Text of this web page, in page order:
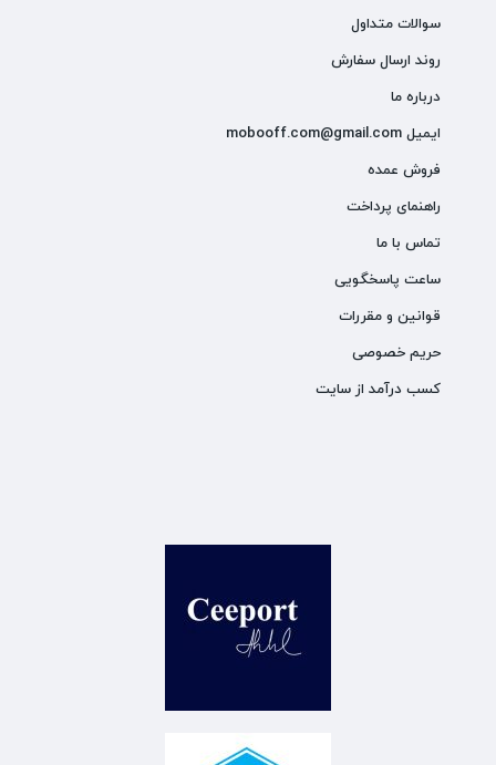
سوالات متداول
روند ارسال سفارش
درباره ما
ایمیل mobooff.com@gmail.com
فروش عمده
راهنمای پرداخت
تماس با ما
ساعت پاسخگویی
قوانین و مقررات
حریم خصوصی
کسب درآمد از سایت